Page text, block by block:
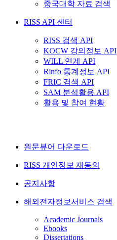
중국대학 자료 검색
RISS API 센터
RISS 검색 API
KOCW 강의정보 API
WILL 연계 API
Rinfo 통계정보 API
FRIC 검색 API
SAM 분석활용 API
활용 및 참여 현황
원문뷰어 다운로드
RISS 개인정보 재동의
공지사항
해외전자정보서비스 검색
Academic Journals
Ebooks
Dissertations